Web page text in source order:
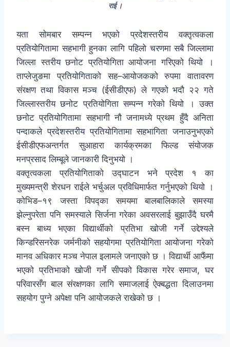
राई ।
यता सोमबार सम्पन्न भएको प्रदेशस्तरीय वक्तृत्वकला
प्रतियोगितामा सहभागी हुनका लागि पहिलो चरणमा सबै जिल्लामा
जिल्ला स्तरीय छनोट प्रतियोगिता आयोजना गरिएको थियो ।
ताप्लेजुङमा प्रतियोगिताको सह–आयोजकको रुपमा वातावरण
संरक्षण तथा विकास मञ्च (ईसीडीएफ) ले गएको भदौ २२ गते
जिल्लास्तरीय छनोट प्रतियोगिता सम्पन्न गरेको थियो । उक्त
छनोट प्रतियोगितामा सहभागी नौ जनामध्ये प्रथम हुँदै अनिता
पन्दाकले प्रदेशस्तरीय प्रतियोगितामा सहभागिता जनाउनुभएको
ईसीडीएफअन्तर्गत सुआहारा कार्यक्रमका फिल्ड संयोजक
मनप्रसाद लिम्बूले जानकारी दिनुभयो ।
वक्तृत्वकला प्रतियोगिताको उद्घाटन भने प्रदेश १ का
मुख्यमन्त्री शेरधन राईले भर्चुअल प्रविधिमार्फत गर्नुभएको थियो ।
कोभिड–१९ जस्ता विपद्का समयमा बालबालिकाले समस्या
झेल्नुपरेता पनि समस्याले सिर्जना गरेका अवसरलाई बुझाउँदै घरमै
बस्न बाध्य भएका विद्यार्थीको प्रतिभा खोजी गर्ने उद्देश्यले
किन्डरिसनरेक जर्मनीको सहयोगमा प्रतियोगिता आयोजना गरेको
मानव अधिकार मञ्च नेपाल इलामले जनाएको छ । विद्यार्थी आफैंमा
भएको प्रतिभाको खोजी गर्ने सीपको विकास गरेर समाज, घर
परिवारसँग बाल संरक्षणका लागि समाजलाई ऐक्बद्धता दिलाउनमा
सहयोग पुग्ने अपेक्षा पनि आयोजकले राखेको छ ।